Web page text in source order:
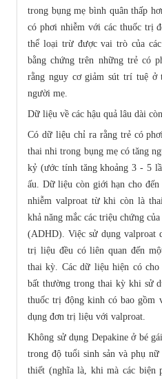
trong bụng mẹ bình quân thấp
có phơi nhiễm với các thuốc trị
thể loại trừ được vai trò của
bằng chứng trên những trẻ có
rằng nguy cơ giảm sút trí tuệ
người mẹ.
Dữ liệu về các hậu quả lâu dài
Có dữ liệu chỉ ra rằng trẻ có
thai nhi trong bụng mẹ có tăng
kỷ (ước tính tăng khoảng 3 - 5
ấu. Dữ liệu còn giới hạn cho
nhiễm valproat từ khi còn là
khả năng mắc các triệu chứng
(ADHD). Việc sử dụng valproat
trị liệu đều có liên quan đến
thai kỳ. Các dữ liệu hiện có
bất thường trong thai kỳ khi sử
thuốc trị động kinh có bao gồm
dụng đơn trị liệu với valproat.
Không sử dụng Depakine ở bé
trong độ tuổi sinh sản và phụ
thiết (nghĩa là, khi mà các biện